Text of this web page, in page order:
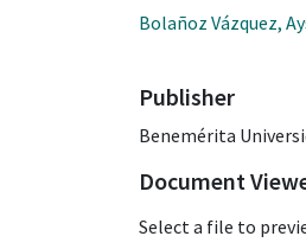
Bolañoz Vázquez,
Publisher
Benemérita
Document
Select a file to